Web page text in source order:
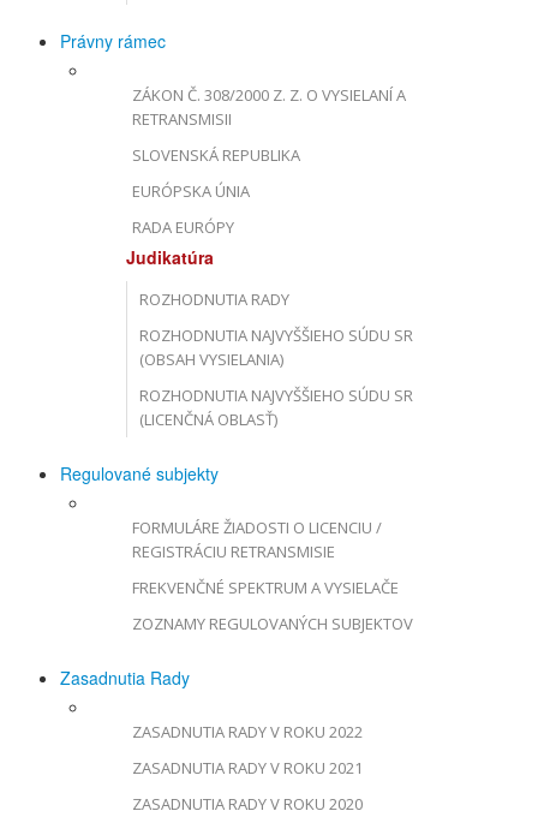
Právny rámec
ZÁKON Č. 308/2000 Z. Z. O VYSIELANÍ A
RETRANSMISII
SLOVENSKÁ REPUBLIKA
EURÓPSKA ÚNIA
RADA EURÓPY
Judikatúra
ROZHODNUTIA RADY
ROZHODNUTIA NAJVYŠŠIEHO SÚDU SR
(OBSAH VYSIELANIA)
ROZHODNUTIA NAJVYŠŠIEHO SÚDU SR
(LICENČNÁ OBLASŤ)
Regulované subjekty
FORMULÁRE ŽIADOSTI O LICENCIU /
REGISTRÁCIU RETRANSMISIE
FREKVENČNÉ SPEKTRUM A VYSIELAČE
ZOZNAMY REGULOVANÝCH SUBJEKTOV
Zasadnutia Rady
ZASADNUTIA RADY V ROKU 2022
ZASADNUTIA RADY V ROKU 2021
ZASADNUTIA RADY V ROKU 2020